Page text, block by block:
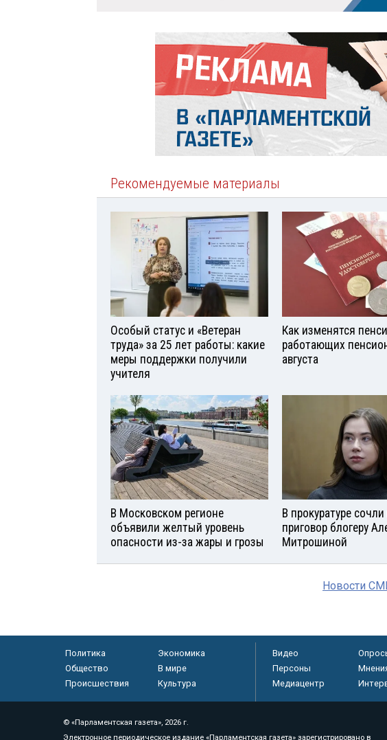
Рекомендуемые материалы
Особый статус и «Ветеран
труда» за 25 лет работы: какие
меры поддержки получили
учителя
Как изменятся
работающих
августа
В Московском регионе
объявили желтый уровень
опасности из-за жары и грозы
В прокуратуре
приговор блогеру
Митрошиной
Новости
Политика
Экономика
Общество
В мире
Происшествия
Культура
Видео
Персоны
Медиацентр
© «Парламентская газета», 2026 г.
Электронное периодическое издание «Парламентская газета» зарегистрировано в